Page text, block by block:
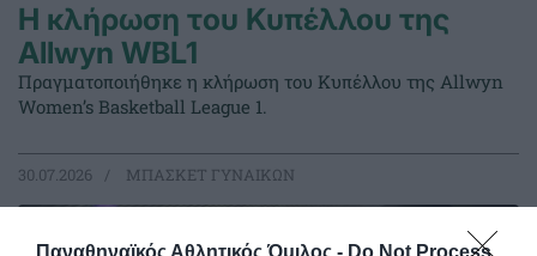
Παναθηναϊκός Αθλητικός Όμιλος - Do Not Process
Η κλήρωση του Κυπέλλου της
Allwyn WBL1
Πραγματοποιήθηκε η κλήρωση του Κυπέλλου της Allwyn
Women’s Basketball League 1.
30.07.2026 ΜΠΑΣΚΕΤ ΓΥΝΑΙΚΩΝ